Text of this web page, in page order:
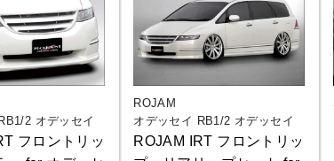
2 オデッセイ
フロントリッ
ROJAM
オデッセイ RB1/2 オデッセイ
ROJAM IRT フロントリッ